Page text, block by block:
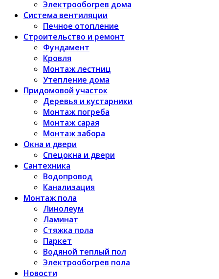
Электрообогрев дома
Система вентиляции
Печное отопление
Строительство и ремонт
Фундамент
Кровля
Монтаж лестниц
Утепление дома
Придомовой участок
Деревья и кустарники
Монтаж погреба
Монтаж сарая
Монтаж забора
Окна и двери
Спецокна и двери
Сантехника
Водопровод
Канализация
Монтаж пола
Линолеум
Ламинат
Стяжка пола
Паркет
Водяной теплый пол
Электрообогрев пола
Новости